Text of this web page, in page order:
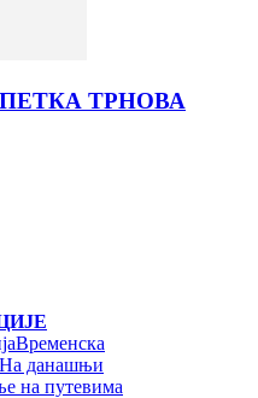
ТРНОВА
Временска
На данашњи
на путевима